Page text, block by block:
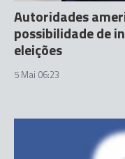
Autoridades
possibilidade de
eleições
5 Mai 06:23